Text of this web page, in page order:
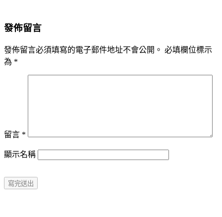
發佈留言
發佈留言必須填寫的電子郵件地址不會公開。 必填欄位標示
為 *
留言 *
顯示名稱